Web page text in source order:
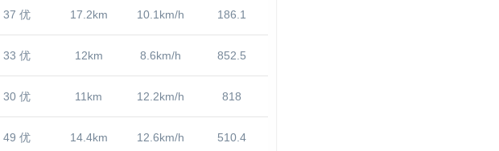
37 优 17.2km 10.1km/h 186.1
33 优 12km 8.6km/h 852.5
30 优 11km 12.2km/h 818
49 优 14.4km 12.6km/h 510.4